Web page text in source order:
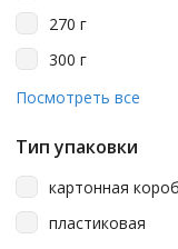
270 г
300 г
347 г
Посмотреть все
Тип упаковки
картонная
пластиковая